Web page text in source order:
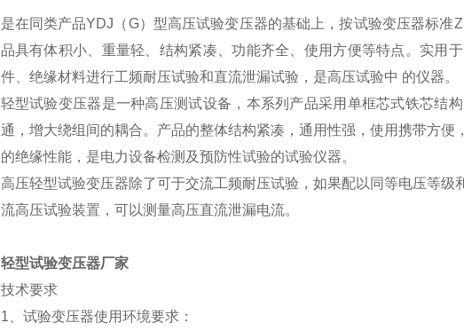
是在同类产品YDJ（G）型高压试验变压器的基础上，按试验变压器标
品具有体积小、重量轻、结构紧凑、功能齐全、使用方便等特点。实用
件、绝缘材料进行工频耐压试验和直流泄漏试验，是高压试验中 的仪器。
轻型试验变压器是一种高压测试设备，本系列产品采用单框芯式铁芯结
通，增大绕组间的耦合。产品的整体结构紧凑，通用性强，使用携带方
的绝缘性能，是电力设备检测及预防性试验的试验仪器。
高压轻型试验变压器除了可于交流工频耐压试验，如果配以同等电压等
流高压试验装置，可以测量高压直流泄漏电流。
轻型试验变压器厂家
技术要求
1、试验变压器使用环境要求：